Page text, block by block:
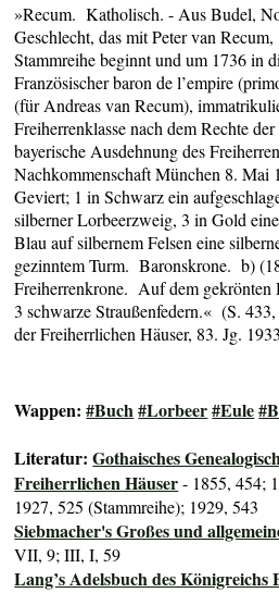
»Recum. Katholisch. - Aus Budel,
Geschlecht, das mit Peter van
Stammreihe beginnt und um 1736 in
Französischer baron de l’empire
(für Andreas van Recum),
Freiherrenklasse nach dem Rechte
bayerische Ausdehnung des
Nachkommenschaft München 8. Mai
Geviert; 1 in Schwarz ein
silberner Lorbeerzweig, 3 in Gold
Blau auf silbernem Felsen eine
gezinntem Turm. Baronskrone. b)
Freiherrenkrone. Auf dem gekrönten
3 schwarze Straußenfedern.« (S.
der Freiherrlichen Häuser, 83. Jg.
Wappen:#Buch#Lorbeer#Eule
Literatur:Gothaisches
Freiherrlichen Häuser- 1855, 454;
1927, 525 (Stammreihe); 1929, 543
Siebmacher's Großes und
VII, 9; III, I, 59
Lang’s Adelsbuch des Königreichs